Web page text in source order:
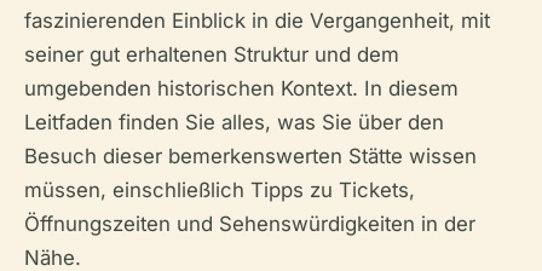
faszinierenden Einblick in die Vergangenheit, mit
seiner gut erhaltenen Struktur und dem
umgebenden historischen Kontext. In diesem
Leitfaden finden Sie alles, was Sie über den
Besuch dieser bemerkenswerten Stätte wissen
müssen, einschließlich Tipps zu Tickets,
Öffnungszeiten und Sehenswürdigkeiten in der
Nähe.